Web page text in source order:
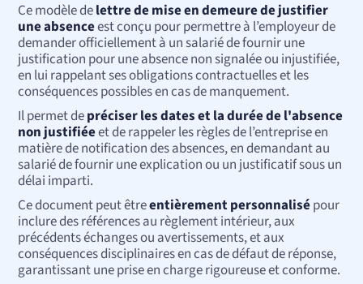
Ce modèle delettre de mise en demeure de justifier
une absenceest conçu pour permettre à l’employeur de
demander officiellement à un salarié de fournir une
justification pour une absence non signalée ou injustifiée,
en lui rappelant ses obligations contractuelles et les
conséquences possibles en cas de manquement.
Il permet depréciser les dates et la durée de l'absence
non justifiéeet de rappeler les règles de l’entreprise en
matière de notification des absences, en demandant au
salarié de fournir une explication ou un justificatif sous un
délai imparti.
Ce document peut êtreentièrement personnalisépour
inclure des références au règlement intérieur, aux
précédents échanges ou avertissements, et aux
conséquences disciplinaires en cas de défaut de réponse,
garantissant une prise en charge rigoureuse et conforme.